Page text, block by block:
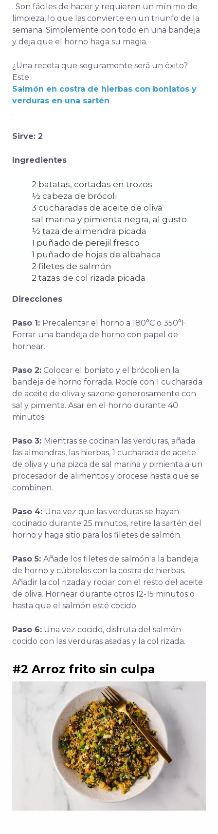
. Son fáciles de hacer y requieren un mínimo de
limpieza, lo que las convierte en un triunfo de la
semana. Simplemente pon todo en una bandeja
y deja que el horno haga su magia.
¿Una receta que seguramente será un éxito?
Este
Salmón en costra de hierbas con boniatos y
verduras en una sartén
.
Sirve: 2
Ingredientes
2 batatas, cortadas en trozos
½ cabeza de brócoli
3 cucharadas de aceite de oliva
sal marina y pimienta negra, al gusto
½ taza de almendra picada
1 puñado de perejil fresco
1 puñado de hojas de albahaca
2 filetes de salmón
2 tazas de col rizada picada
Direcciones
Paso 1: Precalentar el horno a 180°C o 350°F.
Forrar una bandeja de horno con papel de
hornear.
Paso 2: Colocar el boniato y el brócoli en la
bandeja de horno forrada. Rocíe con 1 cucharada
de aceite de oliva y sazone generosamente con
sal y pimienta. Asar en el horno durante 40
minutos
Paso 3: Mientras se cocinan las verduras, añada
las almendras, las hierbas, 1 cucharada de aceite
de oliva y una pizca de sal marina y pimienta a un
procesador de alimentos y procese hasta que se
combinen.
Paso 4: Una vez que las verduras se hayan
cocinado durante 25 minutos, retire la sartén del
horno y haga sitio para los filetes de salmón.
Paso 5: Añade los filetes de salmón a la bandeja
de horno y cúbrelos con la costra de hierbas.
Añadir la col rizada y rociar con el resto del aceite
de oliva. Hornear durante otros 12-15 minutos o
hasta que el salmón esté cocido.
Paso 6: Una vez cocido, disfruta del salmón
cocido con las verduras asadas y la col rizada.
#2 Arroz frito sin culpa